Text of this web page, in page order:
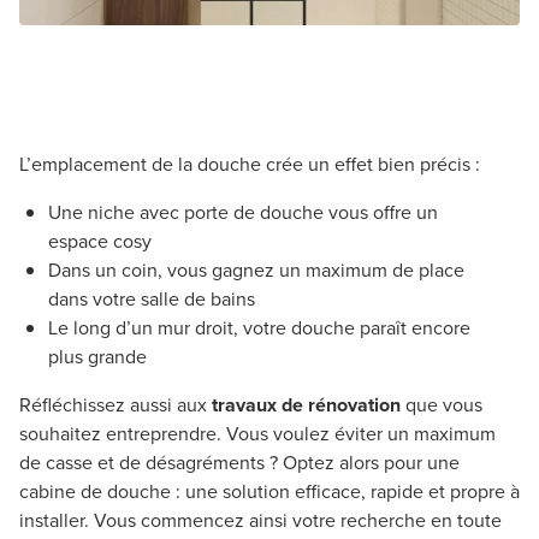
L’emplacement de la douche crée un effet bien précis :
Une niche avec porte de douche vous offre un
espace cosy
Dans un coin, vous gagnez un maximum de place
dans votre salle de bains
Le long d’un mur droit, votre douche paraît encore
plus grande
Réfléchissez aussi auxtravaux de rénovationque vous
souhaitez entreprendre. Vous voulez éviter un maximum
de casse et de désagréments ? Optez alors pour une
cabine de douche : une solution efficace, rapide et propre à
installer. Vous commencez ainsi votre recherche en toute